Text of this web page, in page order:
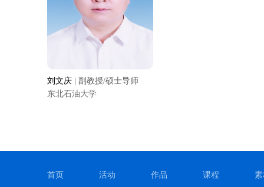
刘文庆
| 副教授/硕士导师
东北石油大学
首页 活动 作品 课程